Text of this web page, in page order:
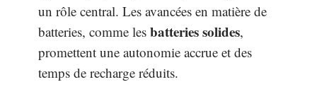
un rôle central. Les avancées en matière de
batteries, comme les batteries solides,
promettent une autonomie accrue et des
temps de recharge réduits.